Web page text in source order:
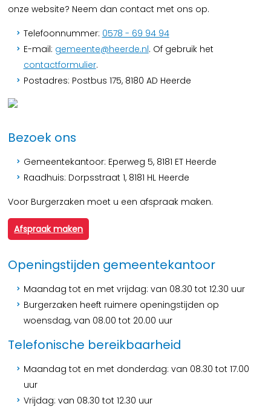
onze website? Neem dan contact met ons op.
Telefoonnummer: 0578 - 69 94 94
E-mail: gemeente@heerde.nl. Of gebruik het
contactformulier.
Postadres: Postbus 175, 8180 AD Heerde
Bezoek ons
Gemeentekantoor: Eperweg 5, 8181 ET Heerde
Raadhuis: Dorpsstraat 1, 8181 HL Heerde
Voor Burgerzaken moet u een afspraak maken.
Afspraak maken
Openingstijden gemeentekantoor
Maandag tot en met vrijdag: van 08.30 tot 12.30 uur
Burgerzaken heeft ruimere openingstijden op
woensdag, van 08.00 tot 20.00 uur
Telefonische bereikbaarheid
Maandag tot en met donderdag: van 08.30 tot 17.00
uur
Vrijdag: van 08.30 tot 12.30 uur